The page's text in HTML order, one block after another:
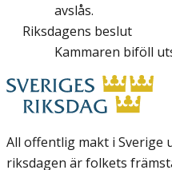
avslås.
Riksdagens beslut
Kammaren biföll
All offentlig makt i Sverige
riksdagen är folkets